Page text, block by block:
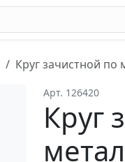
Круг зачистной по
Арт. 126420
Круг